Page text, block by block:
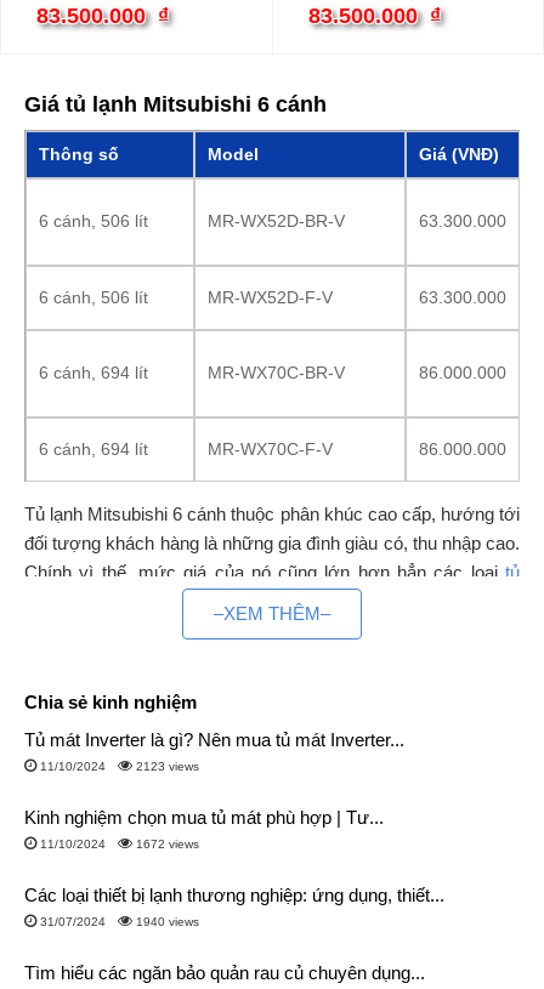
cánh
83.500.000 ₫
cánh
83.500.000 ₫
Giá tủ lạnh Mitsubishi 6 cánh
Thông số Model Giá (VNĐ)
6 cánh, 506 lít MR-WX52D-BR-V 63.300.000
6 cánh, 506 lít MR-WX52D-F-V 63.300.000
6 cánh, 694 lít MR-WX70C-BR-V 86.000.000
6 cánh, 694 lít MR-WX70C-F-V 86.000.000
Tủ lạnh Mitsubishi 6 cánh thuộc phân khúc cao cấp, hướng tới
đối tượng khách hàng là những gia đình giàu có, thu nhập cao.
Chính vì thế, mức giá của nó cũng lớn hơn hẳn các loại tủ
tủ lạnh Mitsubishi 3 cánh
Tủ lạnh Mitsubishi 6 cánh là
kéo phía dưới. Các ngăn thực hiện các chức năng riêng biệt
cho phép bảo quản thực phẩm tối ưu nhất, tránh lẫn mùi giữa
Đặc điểm
Tất cả các model tủ lạnh Mitsubishi 6 cánh đều được
–XEM THÊM–
Chia sẻ kinh nghiệm
Tủ mát Inverter là gì? Nên mua tủ mát Inverter...
11/10/2024 2123 views
Kinh nghiệm chọn mua tủ mát phù hợp | Tư...
11/10/2024 1672 views
Các loại thiết bị lạnh thương nghiệp: ứng dụng, thiết...
31/07/2024 1940 views
Tìm hiểu các ngăn bảo quản rau củ chuyên dụng...